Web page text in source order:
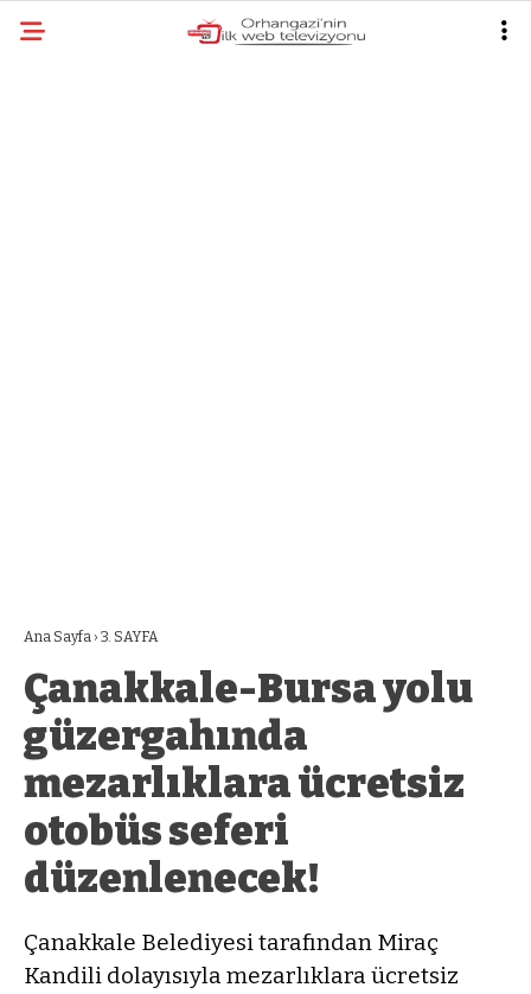
Ana Sayfa › 3. SAYFA
Çanakkale-Bursa yolu
güzergahında
mezarlıklara ücretsiz
otobüs seferi
düzenlenecek!
Çanakkale Belediyesi tarafından Miraç
Kandili dolayısıyla mezarlıklara ücretsiz